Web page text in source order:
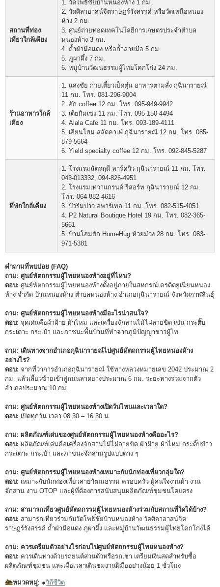
สถานที่ท่อง
เที่ยวใกล้เคียง
1. วัดโพธิ์ชัยบ้านหนองห้าง 1 กม.
2. วัดศิลาอาสน์จิตราษฎร์รังสรรค์ หรือวัดเหนือหนอง
ห้าง 2 กม.
3. ศูนย์ถ่ายทอดเทคโนโลยีการเกษตรประจำตำบล
หนองห้าง 3 กม.
4. ถ้ำฝ่ามือแดง หรือถ้ำลายมือ 5 กม.
5. ภูผาผึ้ง 7 กม.
6. หมู่บ้านวัฒนธรรมผู้ไทยโคกโก่ง 24 กม.
ร้านอาหารใกล้
เคียง
1. แสงชัย ก๋วยเตี๋ยวเป็ดตุ๋น อาหารตามสั่ง กุฉินารายณ์
11 กม. โทร. 081-296-9004
2. ฮัก coffee 12 กม. โทร. 095-949-9942
3. เตียกิมเซง 11 กม. โทร. 095-150-4494
4. Alala Cafe 11 กม. โทร. 093-189-4111
5. เฮียนโฮม สลัดคาเฟ่ กุฉินารายณ์ 12 กม. โทร. 085-
879-5664
6. Yield specialty coffee 12 กม. โทร. 092-845-5287
ที่พักใกล้เคียง
1. โรงแรมฉัตรฤดี พาร์ควิว กุฉินารายณ์ 11 กม. โทร.
043-013332, 094-826-4951
2. โรงแรมเทวาแกรนด์ รีสอร์ท กุฉินารายณ์ 12 กม.
โทร. 064-882-4616
3. บัวริมปาว อพาร์เทล 11 กม. โทร. 082-515-4051
4. P2 Natural Boutique Hotel 19 กม. โทร. 082-365-
5661
5. บ้านโฮมฮัก HomeHug ห้วยม่วง 28 กม. โทร. 083-
971-5381
คำถามที่พบบ่อย (FAQ)
ถาม: ศูนย์หัตถกรรมผู้ไทยหนองห้างอยู่ที่ไหน?
ตอบ: ศูนย์หัตถกรรมผู้ไทยหนองห้างตั้งอยู่ภายในสหกรณ์เครดิตยูเนี่ยนหนอง
ห้าง จำกัด บ้านหนองห้าง ตำบลหนองห้าง อำเภอกุฉินารายณ์ จังหวัดกาฬสินธุ์
ถาม: ศูนย์หัตถกรรมผู้ไทยหนองห้างมีอะไรน่าสนใจ?
ตอบ: จุดเด่นคือผ้าฝ้าย ผ้าไหม และเครื่องจักสานไม้ไผ่ลายขิด เช่น กระติ๊บ
กระเตาะ กระเป๋า และภาชนะพื้นบ้านที่ทำจากภูมิปัญญาชาวผู้ไท
ถาม: เดินทางจากอำเภอกุฉินารายณ์ไปศูนย์หัตถกรรมผู้ไทยหนองห้าง
อย่างไร?
ตอบ: จากที่ว่าการอำเภอกุฉินารายณ์ ใช้ทางหลวงหมายเลข 2042 ประมาณ 2
กม. แล้วเลี้ยวซ้ายเข้าสู่ถนนลาดยางประมาณ 6 กม. ระยะทางรวมจากตัว
อำเภอประมาณ 10 กม.
ถาม: ศูนย์หัตถกรรมผู้ไทยหนองห้างเปิดวันไหนและเวลาใด?
ตอบ: เปิดทุกวัน เวลา 08.30 – 16.30 น.
ถาม: ผลิตภัณฑ์เด่นของศูนย์หัตถกรรมผู้ไทยหนองห้างคืออะไร?
ตอบ: ผลิตภัณฑ์เด่นคือเครื่องจักสานไม้ไผ่ลายขิด ผ้าฝ้าย ผ้าไหม กระติ๊บข้าว
กระเตาะ กระเป๋า และภาชนะจักสานรูปแบบต่าง ๆ
ถาม: ศูนย์หัตถกรรมผู้ไทยหนองห้างเหมาะกับนักท่องเที่ยวกลุ่มใด?
ตอบ: เหมาะกับนักท่องเที่ยวสายวัฒนธรรม ครอบครัว ผู้สนใจงานผ้า งาน
จักสาน งาน OTOP และผู้ที่ต้องการสนับสนุนผลิตภัณฑ์ชุมชนโดยตรง
ถาม: สามารถเที่ยวศูนย์หัตถกรรมผู้ไทยหนองห้างร่วมกับสถานที่ใดได้บ้าง?
ตอบ: สามารถเที่ยวร่วมกับวัดโพธิ์ชัยบ้านหนองห้าง วัดศิลาอาสน์จิต
ราษฎร์รังสรรค์ ถ้ำฝ่ามือแดง ภูผาผึ้ง และหมู่บ้านวัฒนธรรมผู้ไทยโคกโก่งได้
ถาม: ควรเตรียมตัวอย่างไรก่อนไปศูนย์หัตถกรรมผู้ไทยหนองห้าง?
ตอบ: ควรเดินทางด้วยรถยนต์ส่วนตัวหรือรถเช่า เตรียมเงินสดสำหรับซื้อ
ผลิตภัณฑ์ชุมชน และเผื่อเวลาเดินชมงานฝีมืออย่างน้อย 1 ชั่วโมง
หมวดหมู่: ●วิถีชีวิต